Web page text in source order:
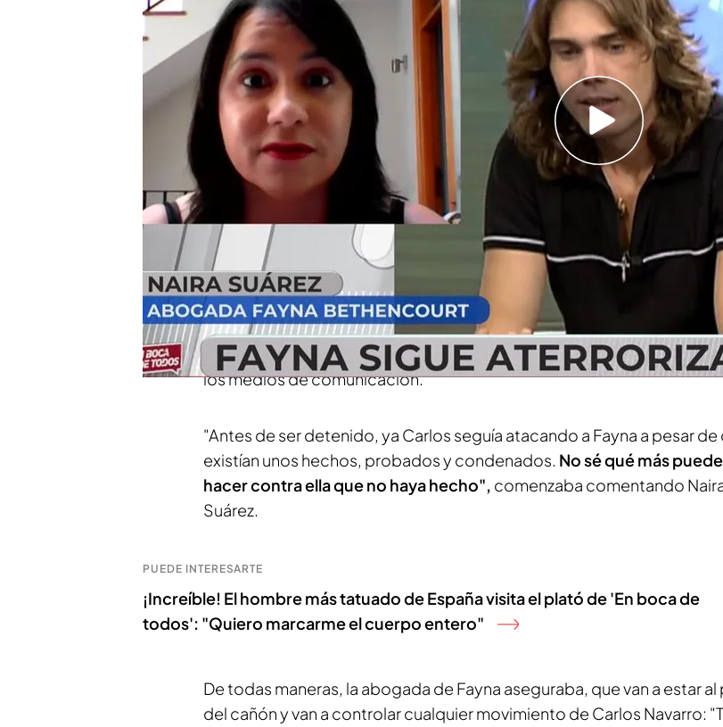
captura por maltratar a Fayna Bethencourt
Naira Suárez responde a las declaraciones del exabogado de 'El
en 'En boca de todos'
El aviso de Nacho Abad al exabogado de 'El Yoyas': "Si yo fuese
estaría muy preocupado pensando en su salida"
Naira Suárezha conectado en directo con 'En boca de todos'
después
de que ayer el programa hablara conEsteban Gómez,
exabogado de
Carlos Navarro, que señalaba que había dejado de defenderle porque
según él, su familia estaba disgustada porque no había atacado a
los medios de comunicación.
"Antes de ser detenido, ya Carlos seguía atacando a Fayna a pesar de
existían unos hechos, probados y condenados. No sé qué más puede
hacer contra ella que no haya hecho", comenzaba comentando
Suárez.
PUEDE INTERESARTE
¡Increíble! El hombre más tatuado de España visita el plató de 'En boca de
todos': "Quiero marcarme el cuerpo entero"
De todas maneras, la abogada de Fayna aseguraba, que van a estar al
del cañón y van a controlar cualquier movimiento de Carlos Navarro: